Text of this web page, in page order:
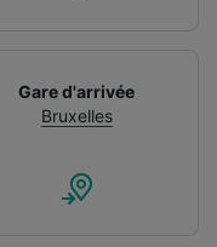
Gare d'arrivée
Bruxelles